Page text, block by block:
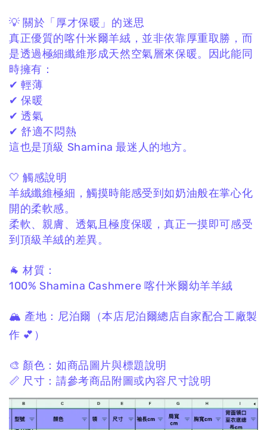
💡 關於「厚才保暖」的迷思
真正優質的喀什米爾羊絨， 並非依靠厚重取勝， 而
是透過極細纖維形成天然空氣層來保暖。
因此能同
時擁有：
✔ 輕薄
✔ 保暖
✔ 透氣
✔ 舒適不悶熱
這也是頂級 Shamina 最迷人的地方。
🤍 觸感說明
羊絨纖維極細，觸摸時能感受到如奶油般在掌心化
開的柔軟感。
柔軟、親膚、透氣且極度保暖，真正一摸即可感受
到頂級羊絨的差異。
🐐 材質：
100% Shamina Cashmere喀什米爾幼羊羊絨
🏔 產地： 尼泊爾 （本店尼泊爾總店自家配合工廠製
作 💕）
🎨 顏色： 如商品圖片與標題說明
📏 尺寸： 請參考商品附圖或內容尺寸說明